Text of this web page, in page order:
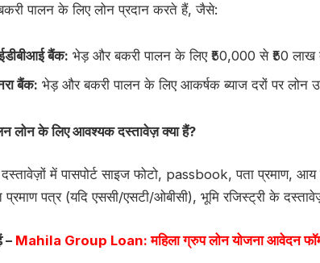
पालन के लिए लोन प्रदान करते हैं, जैसे:
बैंक: भेड़ और बकरी पालन के लिए ₹50,000 से ₹50
बैंक: भेड़ और बकरी पालन के लिए आकर्षक ब्याज दरों पर लोन
लोन के लिए आवश्यक दस्तावेज़ क्या हैं?
में पासपोर्ट साइज फोटो, passbook, पता प्रमाण, आय
प्रमाण पत्र (यदि एससी/एसटी/ओबीसी), भूमि रजिस्ट्री के
– Mahila Group Loan: महिला ग्रुप लोन योजना आवेदन